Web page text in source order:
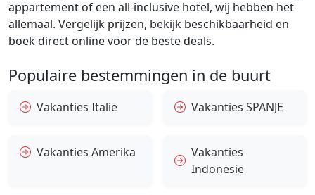
appartement of een all-inclusive hotel, wij hebben het
allemaal. Vergelijk prijzen, bekijk beschikbaarheid en
boek direct online voor de beste deals.
Populaire bestemmingen in de buurt
Vakanties Italië Vakanties SPANJE
Vakanties Amerika
Vakanties
Indonesië